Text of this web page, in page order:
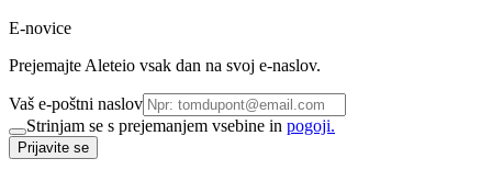
E-novice
Prejemajte Aleteio vsak dan na svoj e-naslov.
Vaš e-poštni naslov
Strinjam se s prejemanjem vsebine in pogoji.
Prijavite se